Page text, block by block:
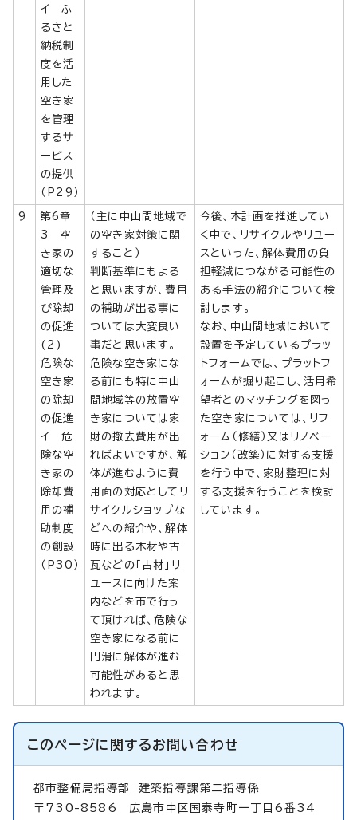
イ ふ
るさと
納税制
度を活
用した
空き家
を管理
するサ
ービス
の提供
（P29）
9
第6章
3 空
き家の
適切な
管理及
び除却
の促進
(2)
危険な
空き家
の除却
の促進
イ 危
険な空
き家の
除却費
用の補
助制度
の創設
（P30）
（主に中山間地域で
の空き家対策に関
すること）
判断基準にもよる
と思いますが、費用
の補助が出る事に
ついては大変良い
事だと思います。
危険な空き家にな
る前にも特に中山
間地域等の放置空
き家については家
財の撤去費用が出
ればよいですが、解
体が進むように費
用面の対応としてリ
サイクルショップな
どへの紹介や、解体
時に出る木材や古
瓦などの「古材」リ
ユースに向けた案
内などを市で行っ
て頂ければ、危険な
空き家になる前に
円滑に解体が進む
可能性があると思
われます。
今後、本計画を推進してい
く中で、リサイクルやリユー
スといった、解体費用の負
担軽減につながる可能性の
ある手法の紹介について検
討します。
なお、中山間地域において
設置を予定しているプラッ
トフォームでは、プラットフ
ォームが掘り起こし、活用希
望者とのマッチングを図っ
た空き家については、リフ
ォーム（修繕）又はリノベー
ション（改築）に対する支援
を行う中で、家財整理に対
する支援を行うことを検討
しています。
このページに関するお問い合わせ
都市整備局指導部 建築指導課第二指導係
〒730-8586 広島市中区国泰寺町一丁目6番34